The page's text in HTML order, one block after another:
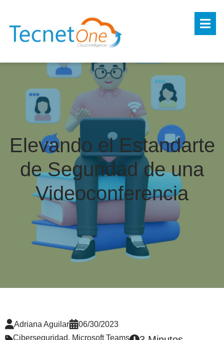
Elevando el Estandarte
de Seguridad de una
Videoconferencia
Adriana Aguilar
06/30/2023
Ciberseguridad, Microsoft Teams